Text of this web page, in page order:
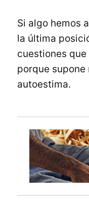
Si algo hemos
la última
cuestiones
porque
autoestima.